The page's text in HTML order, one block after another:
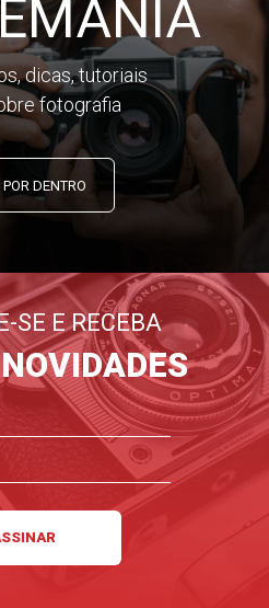
dicas, tutoriais
fotografia
DENTRO
SE E RECEBA